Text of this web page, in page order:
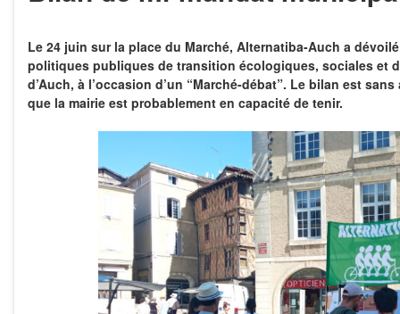
Le 24 juin sur la place du Marché, Alternatiba-Auch a
politiques publiques de transition écologiques, sociales et
d’Auch, à l’occasion d’un “Marché-débat”. Le bilan est
que la mairie est probablement en capacité de tenir.